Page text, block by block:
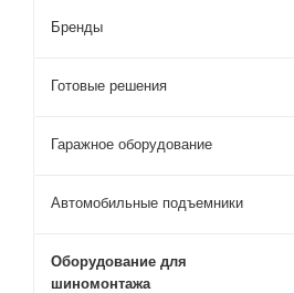
Бренды
Готовые решения
Гаражное оборудование
Автомобильные подъемники
Оборудование для
шиномонтажа